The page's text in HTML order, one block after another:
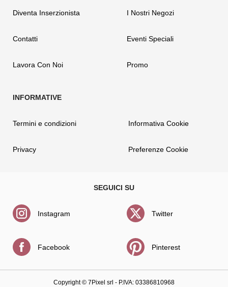
Diventa Inserzionista
Contatti
Lavora Con Noi
I Nostri Negozi
Eventi Speciali
Promo
Termini e condizioni
Privacy
Informativa Cookie
Preferenze Cookie
Instagram
Facebook
Twitter
Pinterest
Copyright © 7Pixel srl - P.IVA: 03386810968